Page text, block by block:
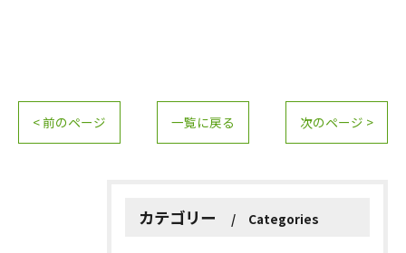
< 前のページ 一覧に戻る 次のページ >
カテゴリー Categories